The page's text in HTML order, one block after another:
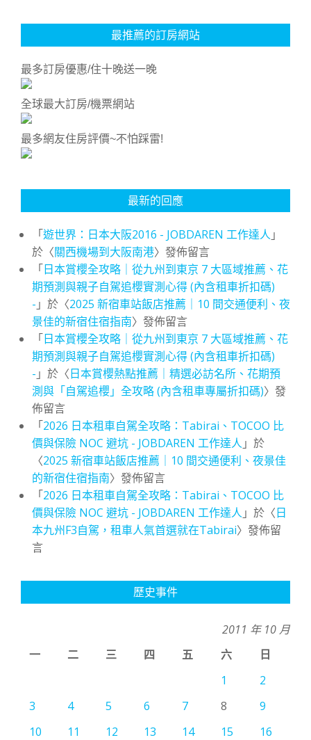
最推薦的訂房網站
最多訂房優惠/住十晚送一晚
全球最大訂房/機票網站
最多網友住房評價~不怕踩雷!
最新的回應
「遊世界：日本大阪2016 - JOBDAREN 工作達人 」
於〈關西機場到大阪南港〉發佈留言
「日本賞櫻全攻略｜從九州到東京 7 大區域推薦、花
期預測與親子自駕追櫻實測心得 (內含租車折扣碼)
- 」於〈2025 新宿車站飯店推薦｜10 間交通便利、夜
景佳的新宿住宿指南〉發佈留言
「日本賞櫻全攻略｜從九州到東京 7 大區域推薦、花
期預測與親子自駕追櫻實測心得 (內含租車折扣碼)
- 」於〈日本賞櫻熱點推薦｜精選必訪名所、花期預
測與「自駕追櫻」全攻略 (內含租車專屬折扣碼)〉發
佈留言
「2026 日本租車自駕全攻略：Tabirai、TOCOO 比
價與保險 NOC 避坑 - JOBDAREN 工作達人 」於
〈2025 新宿車站飯店推薦｜10 間交通便利、夜景佳
的新宿住宿指南〉發佈留言
「2026 日本租車自駕全攻略：Tabirai、TOCOO 比
價與保險 NOC 避坑 - JOBDAREN 工作達人 」於〈日
本九州F3自駕，租車人氣首選就在Tabirai〉發佈留
言
歷史事件
2011 年 10 月
一
二 三 四 五 六
日
1
2
3
4 5 6 7 8
9
10
11 12 13 14 15
16